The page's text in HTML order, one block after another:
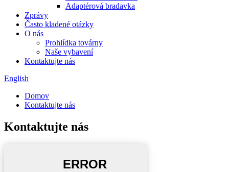
Adaptérová bradavka
Zprávy
Často kladené otázky
O nás
Prohlídka továrny
Naše vybavení
Kontaktujte nás
English
Domov
Kontaktujte nás
Kontaktujte nás